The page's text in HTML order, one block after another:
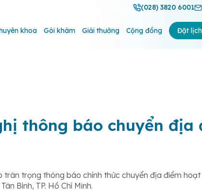
(028) 3820 6001
khoa Gói khám Giải thưởng Cộng đồng Đặt
thông báo chuyển địa
trọng thông báo chính thức chuyển địa điểm
Bình, TP. Hồ Chí Minh.